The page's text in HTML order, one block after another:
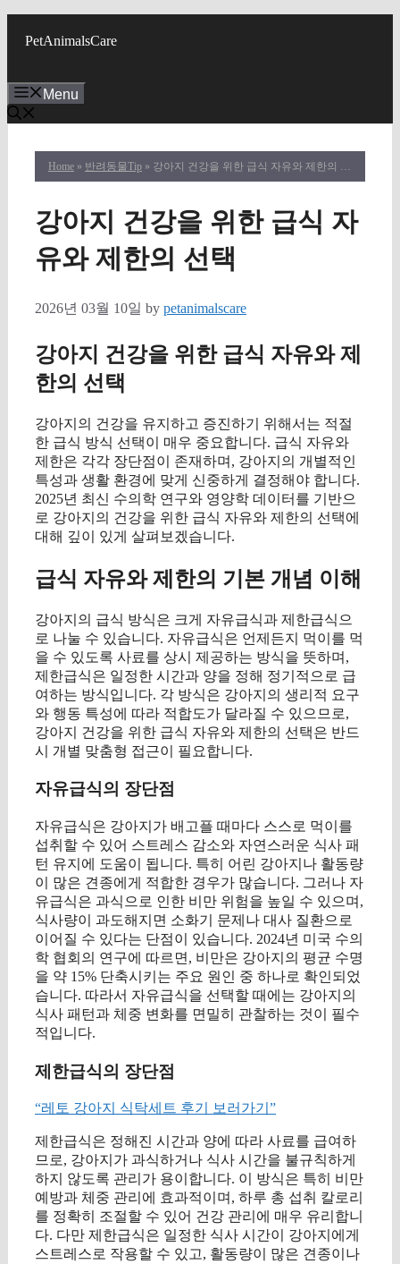
PetAnimalsCare
Menu
Home » 반려동물Tip » 강아지 건강을 위한 급식 자유와 제한의 선택
강아지 건강을 위한 급식 자
유와 제한의 선택
2026년 03월 10일 by petanimalscare
강아지 건강을 위한 급식 자유와 제
한의 선택
강아지의 건강을 유지하고 증진하기 위해서는 적절
한 급식 방식 선택이 매우 중요합니다. 급식 자유와
제한은 각각 장단점이 존재하며, 강아지의 개별적인
특성과 생활 환경에 맞게 신중하게 결정해야 합니다.
2025년 최신 수의학 연구와 영양학 데이터를 기반으
로 강아지의 건강을 위한 급식 자유와 제한의 선택에
대해 깊이 있게 살펴보겠습니다.
급식 자유와 제한의 기본 개념 이해
강아지의 급식 방식은 크게 자유급식과 제한급식으
로 나눌 수 있습니다. 자유급식은 언제든지 먹이를 먹
을 수 있도록 사료를 상시 제공하는 방식을 뜻하며,
제한급식은 일정한 시간과 양을 정해 정기적으로 급
여하는 방식입니다. 각 방식은 강아지의 생리적 요구
와 행동 특성에 따라 적합도가 달라질 수 있으므로,
강아지 건강을 위한 급식 자유와 제한의 선택은 반드
시 개별 맞춤형 접근이 필요합니다.
자유급식의 장단점
자유급식은 강아지가 배고플 때마다 스스로 먹이를
섭취할 수 있어 스트레스 감소와 자연스러운 식사 패
턴 유지에 도움이 됩니다. 특히 어린 강아지나 활동량
이 많은 견종에게 적합한 경우가 많습니다. 그러나 자
유급식은 과식으로 인한 비만 위험을 높일 수 있으며,
식사량이 과도해지면 소화기 문제나 대사 질환으로
이어질 수 있다는 단점이 있습니다. 2024년 미국 수의
학 협회의 연구에 따르면, 비만은 강아지의 평균 수명
을 약 15% 단축시키는 주요 원인 중 하나로 확인되었
습니다. 따라서 자유급식을 선택할 때에는 강아지의
식사 패턴과 체중 변화를 면밀히 관찰하는 것이 필수
적입니다.
제한급식의 장단점
“레토 강아지 식탁세트 후기 보러가기”
제한급식은 정해진 시간과 양에 따라 사료를 급여하
므로, 강아지가 과식하거나 식사 시간을 불규칙하게
하지 않도록 관리가 용이합니다. 이 방식은 특히 비만
예방과 체중 관리에 효과적이며, 하루 총 섭취 칼로리
를 정확히 조절할 수 있어 건강 관리에 매우 유리합니
다. 다만 제한급식은 일정한 식사 시간이 강아지에게
스트레스로 작용할 수 있고, 활동량이 많은 견종이나